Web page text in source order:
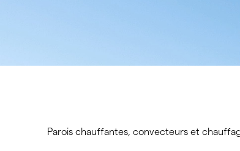
Parois chauffantes, convecteurs et